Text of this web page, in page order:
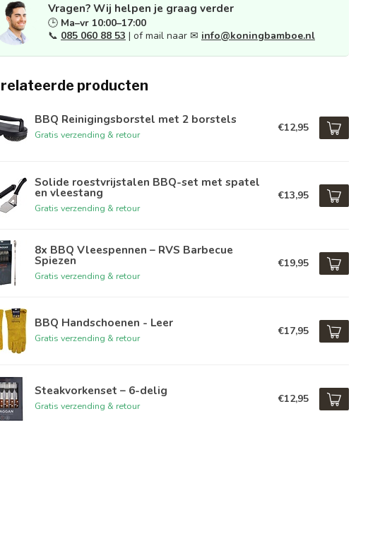
Vragen? Wij helpen je graag verder
🕒 Ma–vr 10:00–17:00
📞 085 060 88 53 | of mail naar ✉ info@koningbamboe.nl
producten
BBQ Reinigingsborstel met 2 borstels
Gratis verzending & retour
€12,95
Solide roestvrijstalen BBQ-set met spatel
en vleestang
Gratis verzending & retour
€13,95
8x BBQ Vleespennen – RVS Barbecue
Spiezen
Gratis verzending & retour
€19,95
BBQ Handschoenen - Leer
Gratis verzending & retour
€17,95
Steakvorkenset – 6-delig
Gratis verzending & retour
€12,95